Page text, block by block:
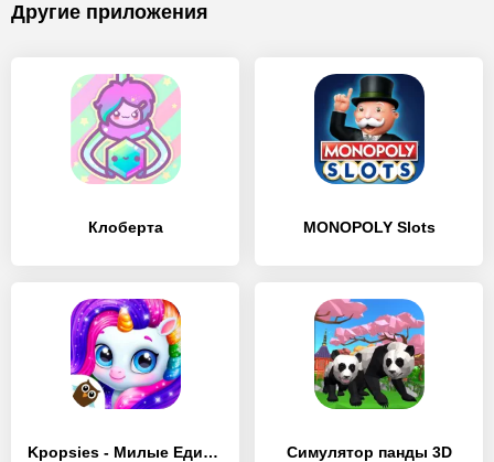
Другие приложения
Клоберта MONOPOLY Slots
Kpopsies - Милые Единороги Симулятор панды 3D